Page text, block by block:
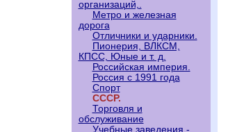
организаций,.
Метро и железная
дорога
Отличники и ударники.
Пионерия, ВЛКСМ,
КПСС, Юные и т. д.
Российская империя.
Россия с 1991 года
Спорт
СССР.
Торговля и
обслуживание
Учебные заведения -